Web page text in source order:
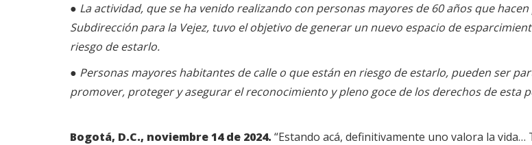
● La actividad, que se ha venido realizando con personas mayores de 60 años que
Subdirección para la Vejez, tuvo el objetivo de generar un nuevo espacio de
riesgo de estarlo.
● Personas mayores habitantes de calle o que están en riesgo de estarlo, pueden ser
promover, proteger y asegurar el reconocimiento y pleno goce de los derechos de esta
Bogotá, D.C., noviembre 14 de 2024. “Estando acá, definitivamente uno valora la